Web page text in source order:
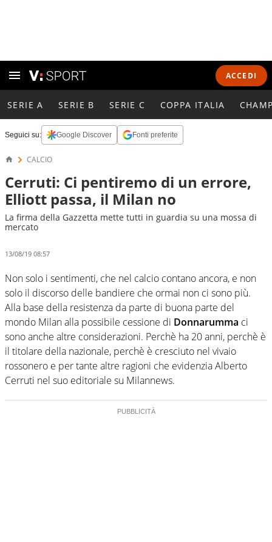
ACCEDI
SERIE A SERIE B SERIE C COPPA ITALIA
Seguici su: Google Discover Fonti preferite
CALCIO
Cerruti: Ci pentiremo di un errore,
Elliott passa, il Milan no
La firma della Gazzetta mette tutti in guardia su una mossa di
mercato
13/08/19 08:57
Non solo i sentimenti, che nel calcio contano ancora, e non
solo il discorso delle bandiere che ormai non ci sono più.
Alla base della resistenza da parte di buona parte del
mondo Milan alla possibile cessione di Donnarumma ci
sono anche altre considerazioni. Perchè ha 20 anni, perchè è
il titolare della nazionale, perchè è cresciuto nel vivaio
rossonero e per tante altre ragioni che evidenzia Alberto
Cerruti nel suo editoriale su Milannews.